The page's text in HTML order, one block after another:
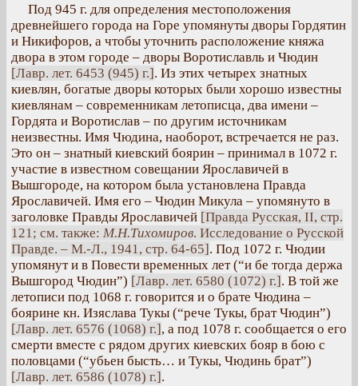
Под 945 г. для определения местоположения
древнейшего города на Горе упомянуты дворы Гордятин
и Никифоров, а чтобы уточнить расположение княжа
двора в этом городе – дворы Воротиславль и Чюдин
[Лавр. лет. 6453 (945) г.]. Из этих четырех знатных
киевлян, богатые дворы которых были хорошо известны
киевлянам – современникам летописца, два имени –
Гордята и Воротислав – по другим источникам
неизвестны. Имя Чюдина, наоборот, встречается не раз.
Это он – знатный киевский боярин – принимал в 1072 г.
участие в известном совещании Ярославичей в
Вышгороде, на котором была установлена Правда
Ярославичей. Имя его – Чюдин Микула – упомянуто в
заголовке Правды Ярославичей [Правда Русская, II, стр.
121; см. также: М.Н.Тихомиров. Исследование о Русской
Правде. – М.-Л., 1941, стр. 64-65]. Под 1072 г. Чюдии
упомянут и в Повести временных лет (“и бе тогда держа
Вышгород Чюдин”) [Лавр. лет. 6580 (1072) г.]. В той же
летописи под 1068 г. говорится и о брате Чюдина –
боярине кн. Изяслава Тукы (“рече Тукы, брат Чюдин”)
[Лавр. лет. 6576 (1068) г.], а под 1078 г. сообщается о его
смерти вместе с рядом других киевских бояр в бою с
половцами (“убьен бысть… и Тукы, Чюдинь брат”)
[Лавр. лет. 6586 (1078) г.].